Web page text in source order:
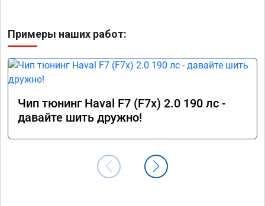
Примеры наших работ:
Чип тюнинг Haval F7 (F7x) 2.0 190 лс -
давайте шить дружно!